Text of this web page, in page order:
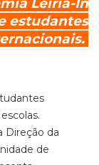
estudantes
Direção da
de